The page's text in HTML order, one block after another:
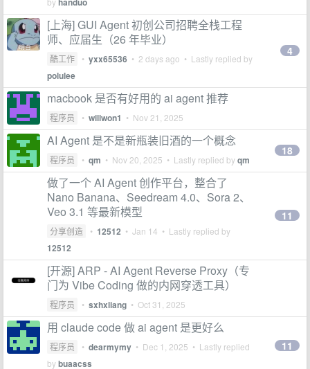
[上海] GUI Agent 初创公司招聘全栈工程
师、应届生（26 年毕业）
酷工作 • yxx65536 • 2 days ago • Lastly replied by
polulee
4
macbook 是否有好用的 ai agent 推荐
程序员 • willwon1 • Nov 21, 2025
AI Agent 是不是新瓶装旧酒的一个概念
程序员 • qm • Nov 20, 2025 • Lastly replied byqm
18
做了一个 AI Agent 创作平台，整合了
Nano Banana、Seedream 4.0、Sora 2、
Veo 3.1 等最新模型
分享创造 • 12512 • Jan 14 • Lastly replied by
12512
11
[开源] ARP - AI Agent Reverse Proxy（专
门为 Vibe Coding 做的内网穿透工具）
程序员 • sxhxliang • Oct 31, 2025
用 claude code 做 ai agent 是更好么
程序员 • dearmymy • Dec 1, 2025 • Lastly replied
bybuaacss
11